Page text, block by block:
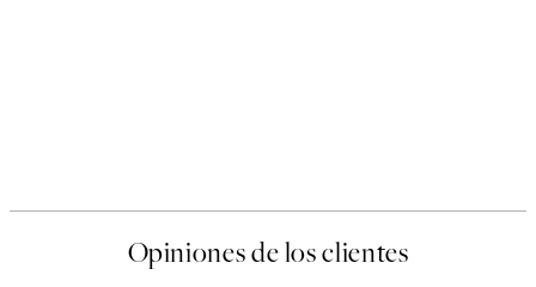
Opiniones de los clientes